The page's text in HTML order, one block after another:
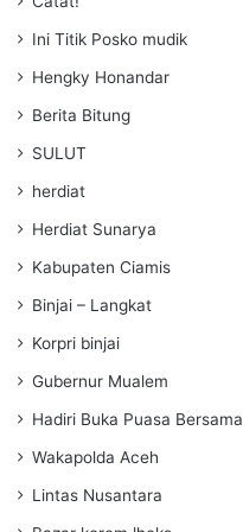
Ini Titik Posko mudik
Hengky Honandar
Berita Bitung
SULUT
herdiat
Herdiat Sunarya
Kabupaten Ciamis
Binjai – Langkat
Korpri binjai
Gubernur Mualem
Hadiri Buka Puasa Bersama
Wakapolda Aceh
Lintas Nusantara